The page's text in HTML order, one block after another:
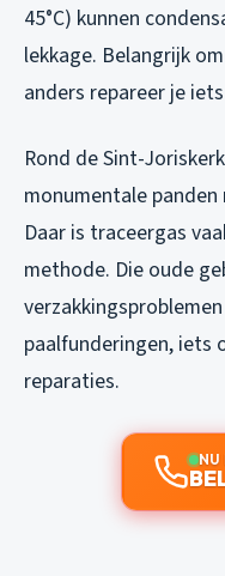
45°C) kunnen
lekkage. Belangrijk
anders repareer je
Rond de Sint-
monumentale
Daar is traceergas
methode. Die oude
paalfunderingen, iets
reparaties.
NU